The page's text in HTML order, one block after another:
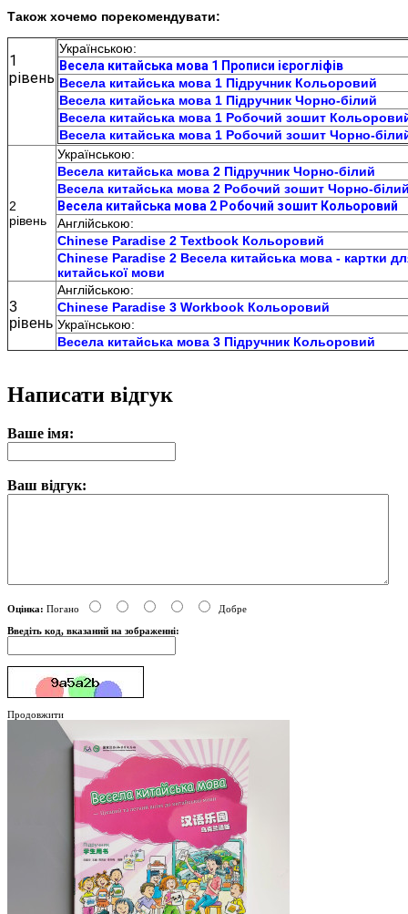
Також хочемо порекомендувати:
1
рівень
Українською:
Весела китайська мова 1 Прописи ієрогліфів
Весела китайська мова 1 Підручник Кольоровий
Весела китайська мова 1 Підручник Чорно-білий
Весела китайська мова 1 Робочий зошит К
Весела китайська мова 1 Робочий зошит Чорно-
2
рівень
Українською:
Весела китайська мова 2 Підручник Чорно-білий
Весела китайська мова 2 Робочий зошит Чорно-
Весела китайська мова 2 Робочий зошит Кольоровий
Англійською:
Chinese Paradise 2 Textbook Кольоровий
Chinese Paradise 2 Весела китайська мова - картки
китайської мови
3
рівень
Англійською:
Chinese Paradise 3 Workbook Кольоровий
Українською:
Весела китайська мова 3 Підручник Кольоровий
Написати відгук
Ваше імя:
Ваш відгук:
Оцінка: Погано
Добре
Введіть код, вказаний на зображенні:
Продовжити